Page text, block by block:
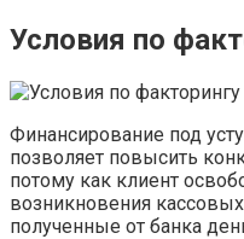
Условия по
Финансирование под
позволяет повысить
потому как клиент
возникновения
полученные от банка